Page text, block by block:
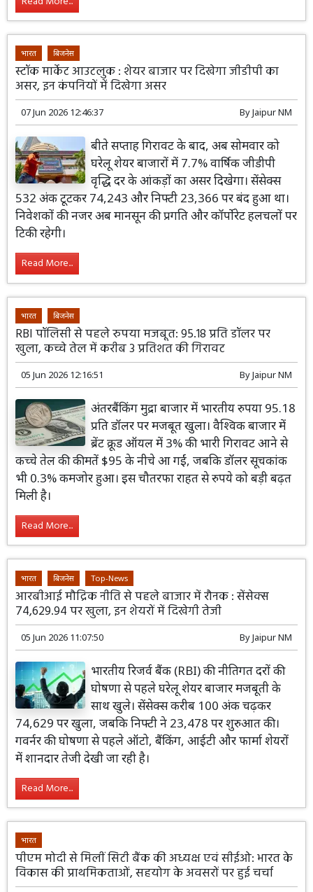
भारत बिजनेस
स्टॉक मार्केट आउटलुक : शेयर बाजार पर दिखेगा जीडीपी का
असर, इन कंपनियों में दिखेगा असर
07 Jun 2026 12:46:37 ByJaipur NM
बीते सप्ताह गिरावट के बाद, अब सोमवार को
घरेलू शेयर बाजारों में 7.7% वार्षिक जीडीपी
वृद्धि दर के आंकड़ों का असर दिखेगा। सेंसेक्स
532 अंक टूटकर 74,243 और निफ्टी 23,366 पर बंद हुआ था।
निवेशकों की नजर अब मानसून की प्रगति और कॉर्पोरेट हलचलों पर
टिकी रहेगी।
Read More...
भारत बिजनेस
RBI पॉलिसी से पहले रुपया मजबूत: 95.18 प्रति डॉलर पर
खुला, कच्चे तेल में करीब 3 प्रतिशत की गिरावट
05 Jun 2026 12:16:51 ByJaipur NM
अंतरबैंकिंग मुद्रा बाजार में भारतीय रुपया 95.18
प्रति डॉलर पर मजबूत खुला। वैश्विक बाजार में
ब्रेंट क्रूड ऑयल में 3% की भारी गिरावट आने से
कच्चे तेल की कीमतें $95 के नीचे आ गईं, जबकि डॉलर सूचकांक
भी 0.3% कमजोर हुआ। इस चौतरफा राहत से रुपये को बड़ी बढ़त
मिली है।
Read More...
भारत बिजनेस Top-News
आरबीआई मौद्रिक नीति से पहले बाजार में रौनक : सेंसेक्स
74,629.94 पर खुला, इन शेयरों में दिखेगी तेजी
05 Jun 2026 11:07:50 ByJaipur NM
भारतीय रिजर्व बैंक (RBI) की नीतिगत दरों की
घोषणा से पहले घरेलू शेयर बाजार मजबूती के
साथ खुले। सेंसेक्स करीब 100 अंक चढ़कर
74,629 पर खुला, जबकि निफ्टी ने 23,478 पर शुरुआत की।
गवर्नर की घोषणा से पहले ऑटो, बैंकिंग, आईटी और फार्मा शेयरों
में शानदार तेजी देखी जा रही है।
Read More...
भारत
पीएम मोदी से मिलीं सिटी बैंक की अध्यक्ष एवं सीईओ: भारत के
विकास की प्राथमिकताओं, सहयोग के अवसरों पर हुई चर्चा